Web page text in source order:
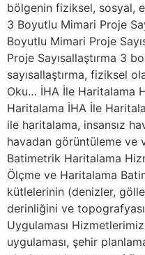
bölgenin fiziksel, sosyal,
3 Boyutlu Mimari Proje
Boyutlu Mimari Proje
Proje Sayısallaştırma 3
sayısallaştırma, fiziksel
Oku… İHA İle Haritalama
Haritalama İHA İle
ile haritalama, insansız
havadan görüntüleme ve
Batimetrik Haritalama
Ölçme ve Haritalama
kütlelerinin (denizler,
derinliğini ve
Uygulaması
uygulaması, şehir